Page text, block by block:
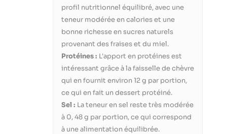
profil nutritionnel équilibré, avec une
teneur modérée en calories et une
bonne richesse en sucres naturels
provenant des fraises et du miel.
Protéines : L'apport en protéines est
intéressant grâce à la faisselle de chèvre
qui en fournit environ 12 g par portion,
ce qui en fait un dessert protéiné.
Sel : La teneur en sel reste très modérée
à 0, 48 g par portion, ce qui correspond
à une alimentation équilibrée.